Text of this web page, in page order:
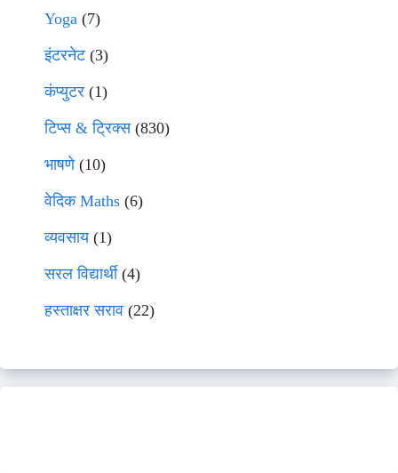
Yoga (7)
इंटरनेट(3)
कंप्युटर (1)
टिप्स & ट्रिक्स(830)
भाषणे(10)
वेदिक Maths (6)
व्यवसाय(1)
सरल विद्यार्थी(4)
हस्ताक्षर सराव (22)